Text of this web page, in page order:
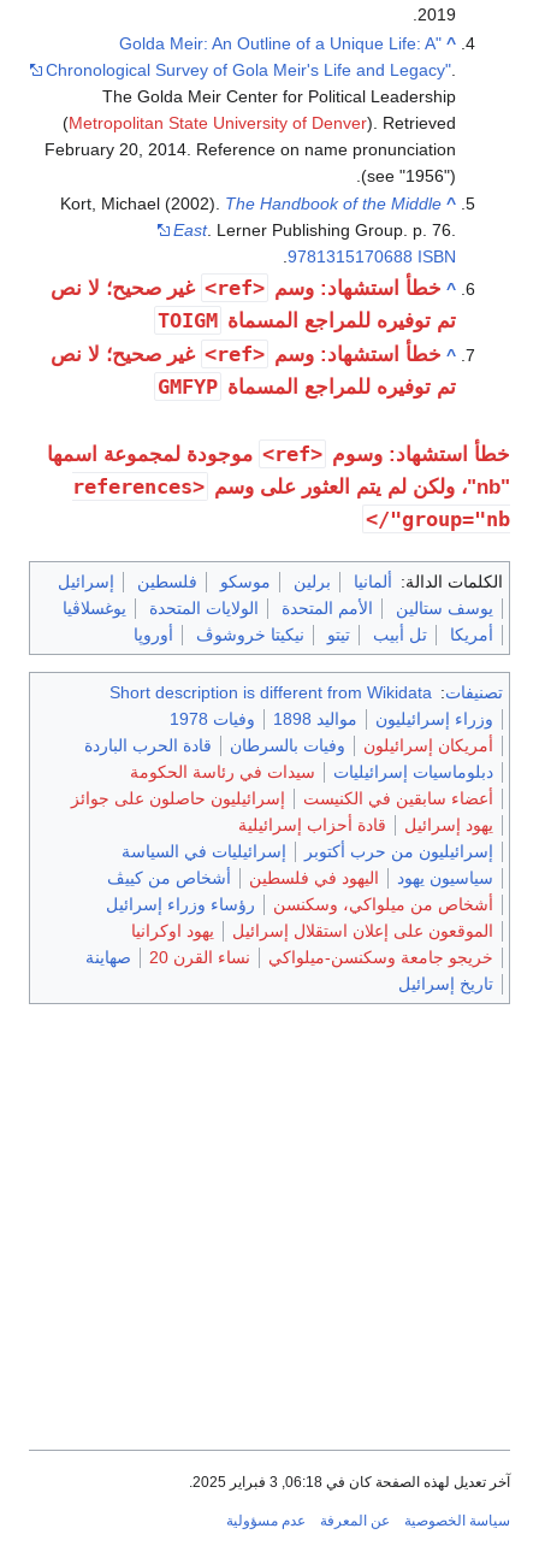
2019
.
^
"Golda Meir: An Outline of a Unique Life: A
Chronological Survey of Gola Meir's Life and Legacy"
The Golda Meir Center for Political Leadership
(Metropolitan State University of Denver) . Retrieved
February 20, 2014 Reference on name pronunciation
(see "1956").
^
Kort, Michael (2002). The Handbook of the Middle
East. Lerner Publishing Group. p. 76.
ISBN
9781315170688
.
^ خطأ استشهاد: وسم <ref>
غير صحيح؛ لا نص
تم توفيره للمراجع المسماة TOIGM
^ خطأ استشهاد: وسم <ref>
غير صحيح؛ لا نص
تم توفيره للمراجع المسماة GMFYP
خطأ استشهاد: وسوم <ref>
موجودة لمجموعة اسمها
"nb"، ولكن لم يتم العثور على وسم
<references
group="nb"/>
الكلمات الدالة: ألمانيا برلين موسكو فلسطين
إسرائيل
يوسف ستالين
الأمم المتحدة الولايات المتحدة
يوغسلاڤيا
أمريكا
تل أبيب تيتو نيكيتا خروشوڤ أوروپا
تصنيفات:
Short description is different from Wikidata
وزراء إسرائيليون
مواليد 1898
وفيات 1978
أمريكان إسرائيلون
وفيات بالسرطان
قادة الحرب الباردة
دبلوماسيات إسرائيليات
سيدات في رئاسة الحكومة
أعضاء سابقين في الكنيست
إسرائيليون حاصلون على جوائز
يهود إسرائيل
قادة أحزاب إسرائيلية
إسرائيليون من حرب أكتوبر
إسرائيليات في السياسة
سياسيون يهود
اليهود في فلسطين
أشخاص من كييڤ
أشخاص من ميلواكي، وسكنسن
رؤساء وزراء إسرائيل
الموقعون على إعلان استقلال إسرائيل
يهود اوكرانيا
خريجو جامعة وسكنسن-ميلواكي
نساء القرن 20
صهاينة
تاريخ إسرائيل
آخر تعديل لهذه الصفحة كان في 06:18, 3 فبراير 2025.
سياسة الخصوصية عن المعرفة عدم مسؤولية